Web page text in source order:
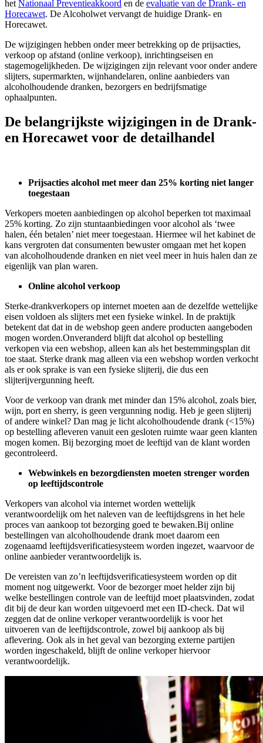
het Nationaal Preventieakkoord en de evaluatie van de Drank- en
Horecawet. De Alcoholwet vervangt de huidige Drank- en
Horecawet.
De wijzigingen hebben onder meer betrekking op de prijsacties,
verkoop op afstand (online verkoop), inrichtingseisen en
stagemogelijkheden. De wijzigingen zijn relevant voor onder andere
slijters, supermarkten, wijnhandelaren, online aanbieders van
alcoholhoudende dranken, bezorgers en bedrijfsmatige
ophaalpunten.
De belangrijkste wijzigingen in de Drank-
en Horecawet voor de detailhandel
Prijsacties alcohol met meer dan 25% korting niet langer
toegestaan
Verkopers moeten aanbiedingen op alcohol beperken tot maximaal
25% korting. Zo zijn stuntaanbiedingen voor alcohol als ‘twee
halen, één betalen’ niet meer toegestaan. Hiermee wil het kabinet de
kans vergroten dat consumenten bewuster omgaan met het kopen
van alcoholhoudende dranken en niet veel meer in huis halen dan ze
eigenlijk van plan waren.
Online alcohol verkoop
Sterke-drankverkopers op internet moeten aan de dezelfde wettelijke
eisen voldoen als slijters met een fysieke winkel. In de praktijk
betekent dat dat in de webshop geen andere producten aangeboden
mogen worden.Onveranderd blijft dat alcohol op bestelling
verkopen via een webshop, alleen kan als het bestemmingsplan dit
toe staat. Sterke drank mag alleen via een webshop worden verkocht
als er ook sprake is van een fysieke slijterij, die dus een
slijterijvergunning heeft.
Voor de verkoop van drank met minder dan 15% alcohol, zoals bier,
wijn, port en sherry, is geen vergunning nodig. Heb je geen slijterij
of andere winkel? Dan mag je licht alcoholhoudende drank (<15%)
op bestelling afleveren vanuit een gesloten ruimte waar geen klanten
mogen komen. Bij bezorging moet de leeftijd van de klant worden
gecontroleerd.
Webwinkels en bezorgdiensten moeten strenger worden
op leeftijdscontrole
Verkopers van alcohol via internet worden wettelijk
verantwoordelijk om het naleven van de leeftijdsgrens in het hele
proces van aankoop tot bezorging goed te bewaken.Bij online
bestellingen van alcoholhoudende drank moet daarom een
zogenaamd leeftijdsverificatiesysteem worden ingezet, waarvoor de
online aanbieder verantwoordelijk is.
De vereisten van zo’n leeftijdsverificatiesysteem worden op dit
moment nog uitgewerkt. Voor de bezorger moet helder zijn bij
welke bestellingen controle van de leeftijd moet plaatsvinden, zodat
dit bij de deur kan worden uitgevoerd met een ID-check. Dat wil
zeggen dat de online verkoper verantwoordelijk is voor het
uitvoeren van de leeftijdscontrole, zowel bij aankoop als bij
aflevering. Ook als in het geval van bezorging externe partijen
worden ingeschakeld, blijft de online verkoper hiervoor
verantwoordelijk.